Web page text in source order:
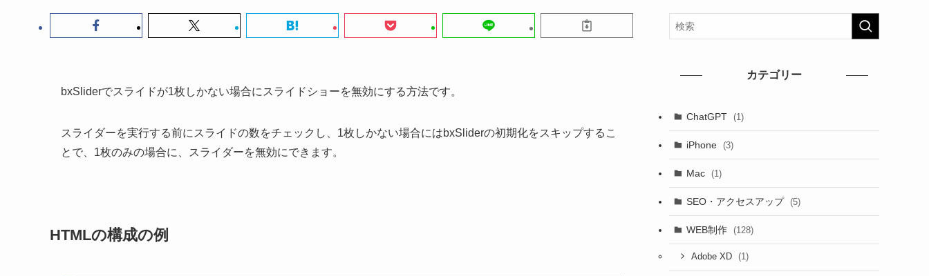
bxSliderでスライドが1枚しかない場合にスライドショーを無効にする方法です。
スライダーを実行する前にスライドの数をチェックし、1枚しかない場合にはbxSliderの初期化をスキップするこ
とで、1枚のみの場合に、スライダーを無効にできます。
HTMLの構成の例
カテゴリー
ChatGPT (1)
iPhone (3)
Mac (1)
SEO・アクセスアップ (5)
WEB制作 (128)
Adobe XD (1)